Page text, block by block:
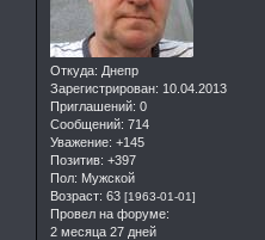
Откуда: Днепр
Зарегистрирован: 10.04.2013
Приглашений: 0
Сообщений: 714
Уважение: +145
Позитив: +397
Пол: Мужской
Возраст: 63 [1963-01-01]
Провел на форуме:
2 месяца 27 дней